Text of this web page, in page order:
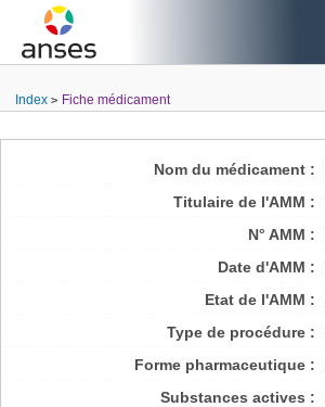
Index Fiche médicament
Nom du médicament :
Titulaire de l'AMM :
N° AMM :
Date d'AMM :
Etat de l'AMM :
Type de procédure :
Forme pharmaceutique :
Substances actives :